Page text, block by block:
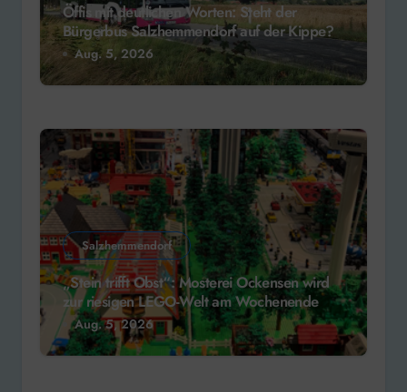
Öffis mit deutlichen Worten: Steht der
Bürgerbus Salzhemmendorf auf der Kippe?
Aug. 5, 2026
Salzhemmendorf
„Stein trifft Obst“: Mosterei Ockensen wird
zur riesigen LEGO-Welt am Wochenende
Aug. 5, 2026